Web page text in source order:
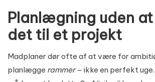
Planlægning uden
det til et projekt
Madplaner dør ofte af at være for
planlægge rammer– ikke en perfekt